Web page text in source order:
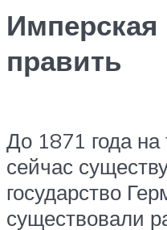
Имперская
править
До 1871 года на
сейчас
государство
существовали